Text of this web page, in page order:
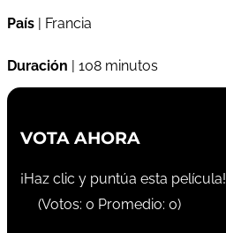
País | Francia
Duración | 108 minutos
VOTA AHORA
¡Haz clic y puntúa esta película!
(Votos: 0 Promedio: 0)